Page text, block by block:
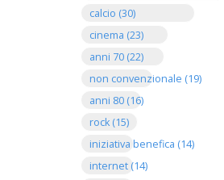
calcio (30)
cinema (23)
anni 70 (22)
non convenzionale (19)
anni 80 (16)
rock (15)
iniziativa benefica (14)
internet (14)